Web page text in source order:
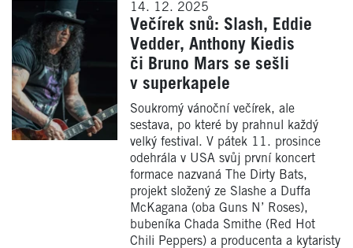
14. 12. 2025
Večírek snů: Slash, Eddie
Vedder, Anthony Kiedis
či Bruno Mars se sešli
v superkapele
Soukromý vánoční večírek, ale
sestava, po které by prahnul každý
velký festival. V pátek 11. prosince
odehrála v USA svůj první koncert
formace nazvaná The Dirty Bats,
projekt složený ze Slashe a Duffa
McKagana (oba Guns N’ Roses),
bubeníka Chada Smithe (Red Hot
Chili Peppers) a producenta a kytaristy